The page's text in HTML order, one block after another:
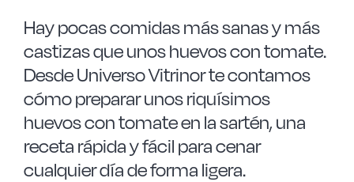
Hay pocas comidas más sanas y más
castizas que unos huevos con tomate.
Desde Universo Vitrinor te contamos
cómo preparar unos riquísimos
huevos con tomate en la sartén, una
receta rápida y fácil para cenar
cualquier día de forma ligera.